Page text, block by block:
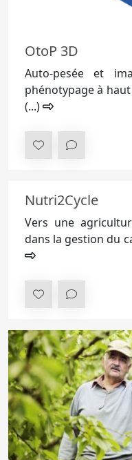
OtoP 3D
Auto-pesée et
phénotypage à
(...)
Nutri2Cycle
Vers une
dans la gestion du